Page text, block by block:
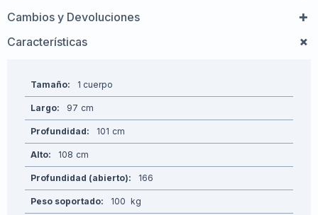
Cambios y Devoluciones
Características
Tamaño 1 cuerpo
Largo 97
Profundidad 101
Alto 108
Profundidad (abierto) 166
Peso soportado 100